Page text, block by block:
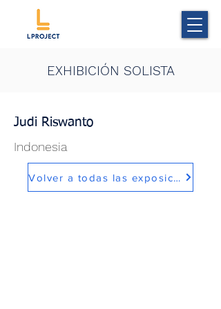
EXHIBICIÓN SOLISTA
Judi Riswanto
Indonesia
Volver a todas las exposiciones